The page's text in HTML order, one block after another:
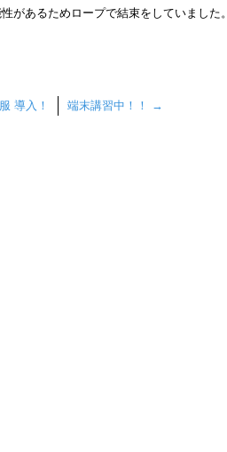
があるためロープで結束をしていました。
導入！ 端末講習中！！ →